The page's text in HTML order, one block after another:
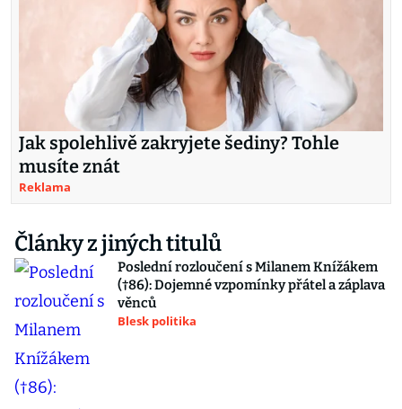
Jak spolehlivě zakryjete šediny? Tohle
musíte znát
Reklama
Články z jiných titulů
Poslední rozloučení s Milanem Knížákem
(†86): Dojemné vzpomínky přátel a záplava
věnců
Blesk politika